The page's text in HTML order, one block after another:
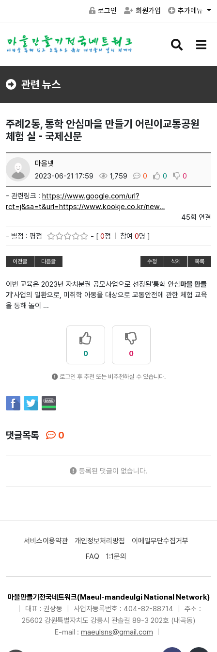
로그인 회원가입 추가메뉴
검
버
메
버
관련 뉴스
주례2동, 통학 안심마을 만들기 어린이교통공원
체험 실 - 국제신문
마을넷
2023-06-21 17:59
1,759 0 0 0
- 관련링크 : https://www.google.com/url?
rct=j&sa=t&url=https://www.kookje.co.kr/new…
45회 연결
- 별점 : 평점 - [ 0점 참여 0명 ]
이전글 다음글 수정 삭제 목록
이번 교육은 2023년 자치분권 공모사업으로 선정된'통학 안심마을 만들
기 '사업의 일환으로, 미취학 아동을 대상으로 교통안전에 관한 체험 교육
을 통해 놀이 ...
0 0
로그인 후 추천 또는 비추천하실 수 있습니다.
댓글목록 0
등록된 댓글이 없습니다.
서비스이용약관 개인정보처리방침
이메일무단수집거부
FAQ
1:1문의
마을만들기전국네트워크(Maeul-mandeulgi National Network)
대표 : 권상동 사업자등록번호 : 404-82-88714
주소 :
25602 강원특별자치도 강릉시 관솔길 89-3 202호 (내곡동)
E-mail : maeulsns@gmail.com